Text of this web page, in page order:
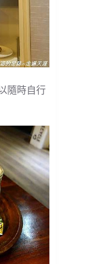
隨時自行